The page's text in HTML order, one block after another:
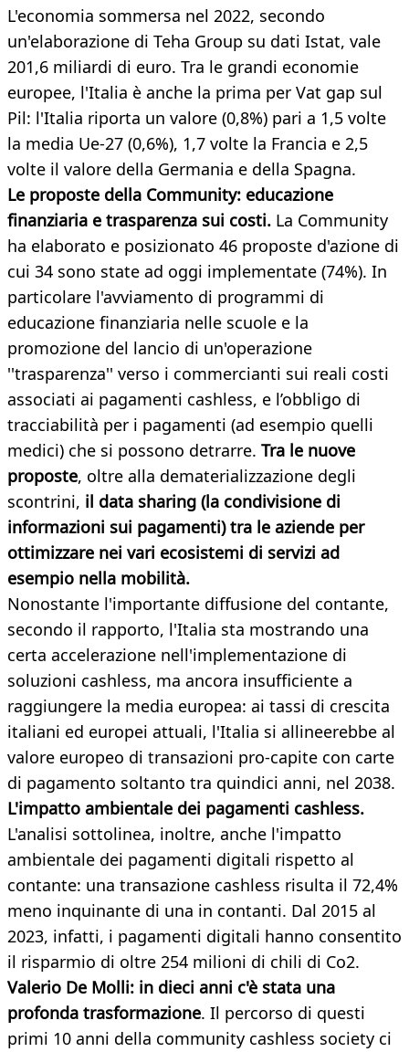
L'economia sommersa nel 2022, secondo
un'elaborazione di Teha Group su dati Istat, vale
201,6 miliardi di euro. Tra le grandi economie
europee, l'Italia è anche la prima per Vat gap sul
Pil: l'Italia riporta un valore (0,8%) pari a 1,5 volte
la media Ue-27 (0,6%), 1,7 volte la Francia e 2,5
volte il valore della Germania e della Spagna.
Le proposte della Community: educazione
finanziaria e trasparenza sui costi. La Community
ha elaborato e posizionato 46 proposte d'azione di
cui 34 sono state ad oggi implementate (74%). In
particolare l'avviamento di programmi di
educazione finanziaria nelle scuole e la
promozione del lancio di un'operazione
''trasparenza'' verso i commercianti sui reali costi
associati ai pagamenti cashless, e l’obbligo di
tracciabilità per i pagamenti (ad esempio quelli
medici) che si possono detrarre. Tra le nuove
proposte, oltre alla dematerializzazione degli
scontrini, il data sharing (la condivisione di
informazioni sui pagamenti) tra le aziende per
ottimizzare nei vari ecosistemi di servizi ad
esempio nella mobilità.
Nonostante l'importante diffusione del contante,
secondo il rapporto, l'Italia sta mostrando una
certa accelerazione nell'implementazione di
soluzioni cashless, ma ancora insufficiente a
raggiungere la media europea: ai tassi di crescita
italiani ed europei attuali, l'Italia si allineerebbe al
valore europeo di transazioni pro-capite con carte
di pagamento soltanto tra quindici anni, nel 2038.
L'impatto ambientale dei pagamenti cashless.
L'analisi sottolinea, inoltre, anche l'impatto
ambientale dei pagamenti digitali rispetto al
contante: una transazione cashless risulta il 72,4%
meno inquinante di una in contanti. Dal 2015 al
2023, infatti, i pagamenti digitali hanno consentito
il risparmio di oltre 254 milioni di chili di Co2.
Valerio De Molli: in dieci anni c'è stata una
profonda trasformazione. Il percorso di questi
primi 10 anni della community cashless society ci